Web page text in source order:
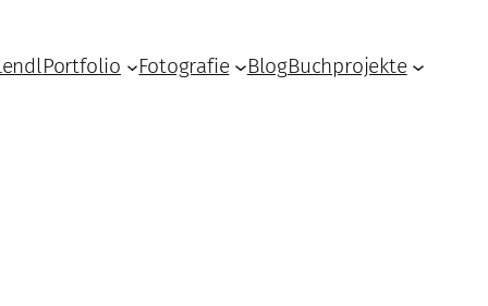
Portfolio Fotografie BlogBuchprojekte